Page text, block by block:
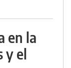
en la
y el